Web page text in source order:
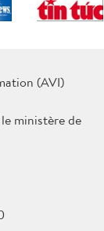
(AVI)
ministère de